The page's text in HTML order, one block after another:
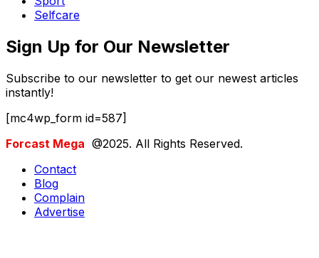
Selfcare
Sign Up for Our Newsletter
Subscribe to our newsletter to get our newest articles
instantly!
[mc4wp_form id=587]
Forcast Mega @2025. All Rights Reserved.
Contact
Blog
Complain
Advertise